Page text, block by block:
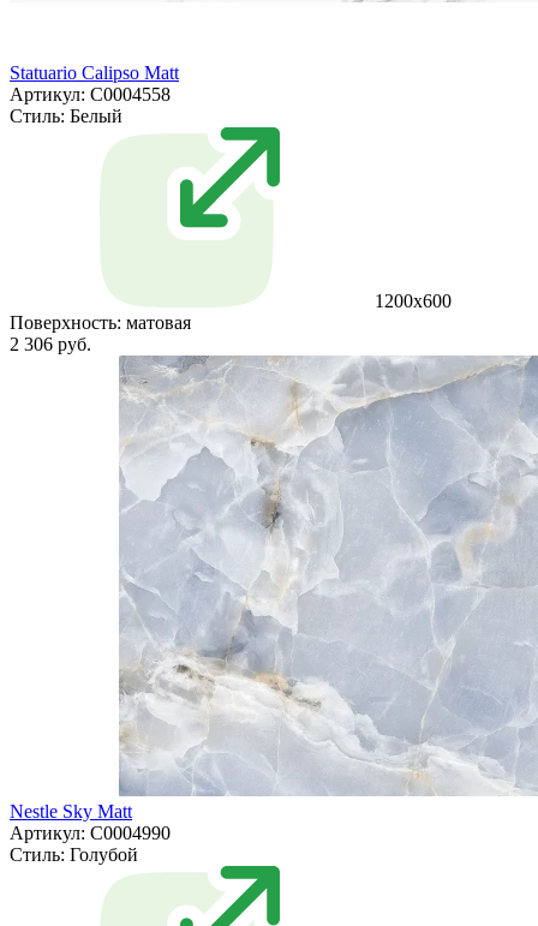
Statuario Calipso Matt
Артикул: С0004558
Стиль: Белый
1200x600
Поверхность: матовая
2 306 руб.
Nestle Sky Matt
Артикул: С0004990
Стиль: Голубой